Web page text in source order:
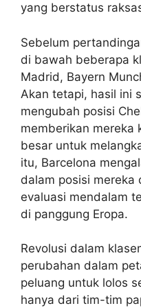
yang berstatus
Sebelum
di bawah beberapa
Madrid, Bayern
Akan tetapi, hasil ini
mengubah posisi
memberikan mereka
besar untuk
itu, Barcelona
dalam posisi mereka
evaluasi mendalam
di panggung Eropa.
Revolusi dalam
perubahan dalam
peluang untuk lolos
hanya dari tim-tim